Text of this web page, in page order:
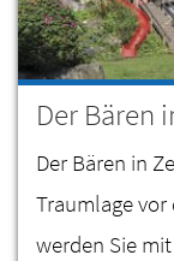
Der Bären
Der Bären in
Traumlage
werden Sie